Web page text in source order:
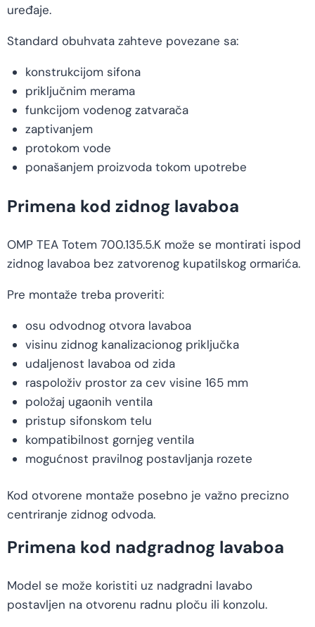
uređaje.
Standard obuhvata zahteve povezane sa:
konstrukcijom sifona
priključnim merama
funkcijom vodenog zatvarača
zaptivanjem
protokom vode
ponašanjem proizvoda tokom upotrebe
Primena kod zidnog lavaboa
OMP TEA Totem 700.135.5.K može se montirati ispod
zidnog lavaboa bez zatvorenog kupatilskog ormarića.
Pre montaže treba proveriti:
osu odvodnog otvora lavaboa
visinu zidnog kanalizacionog priključka
udaljenost lavaboa od zida
raspoloživ prostor za cev visine 165 mm
položaj ugaonih ventila
pristup sifonskom telu
kompatibilnost gornjeg ventila
mogućnost pravilnog postavljanja rozete
Kod otvorene montaže posebno je važno precizno
centriranje zidnog odvoda.
Primena kod nadgradnog lavaboa
Model se može koristiti uz nadgradni lavabo
postavljen na otvorenu radnu ploču ili konzolu.